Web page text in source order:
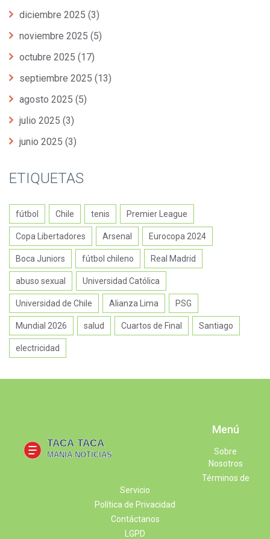
diciembre 2025 (3)
noviembre 2025 (5)
octubre 2025 (17)
septiembre 2025 (13)
agosto 2025 (5)
julio 2025 (3)
junio 2025 (3)
ETIQUETAS
fútbol Chile tenis Premier League
Copa Libertadores Arsenal Eurocopa 2024
Boca Juniors fútbol chileno Real Madrid
abuso sexual Universidad Católica
Universidad de Chile Alianza Lima PSG
Mundial 2026 salud Cuartos de Final Santiago
electricidad
Menú
Sobre
Nosotros
Términos de
Servicio
Política de Privacidad
Contáctanos
LGPD